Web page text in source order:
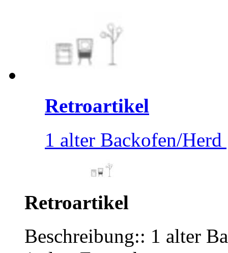
Retroartikel
1 alter Backofen/
Retroartikel
Beschreibung:: 1 alter